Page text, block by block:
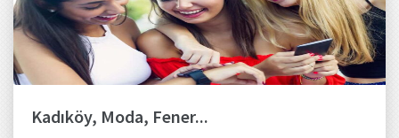
Kadıköy, Moda, Fener...